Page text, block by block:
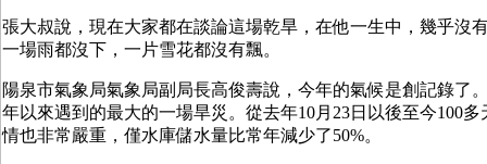
張大叔說，現在大家都在談論這場乾旱，在他一生中，幾乎沒
一場雨都沒下，一片雪花都沒有飄。
陽泉市氣象局氣象局副局長高俊壽說，今年的氣候是創記錄了
年以來遇到的最大的一場旱災。從去年10月23日以後至今100
情也非常嚴重，僅水庫儲水量比常年減少了50%。